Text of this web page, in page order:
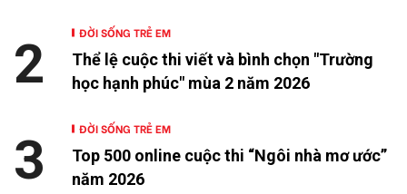
ĐỜI SỐNG TRẺ EM
Thể lệ cuộc thi viết và bình chọn "Trường
học hạnh phúc" mùa 2 năm 2026
2
ĐỜI SỐNG TRẺ EM
Top 500 online cuộc thi “Ngôi nhà mơ ước”
năm 2026
3